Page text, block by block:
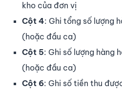
kho của đơn vị
Cột 4: Ghi tổng số lượng
(hoặc đầu ca)
Cột 5: Ghi số lượng hàng
(hoặc đầu ca)
Cột 6: Ghi số tiền thu